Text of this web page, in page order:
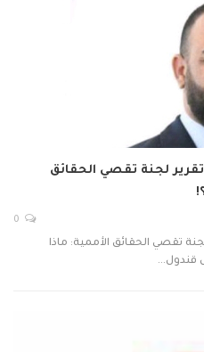
لجنة تقصي الحقائق
تقصي الحقائق الأممية: ماذا
قندول…